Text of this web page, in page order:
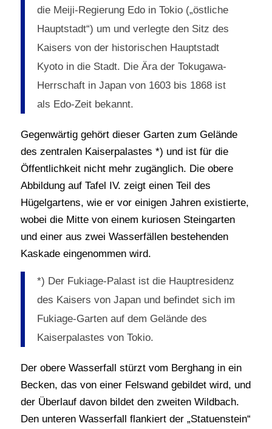
die Meiji-Regierung Edo in Tokio („östliche
Hauptstadt“) um und verlegte den Sitz des
Kaisers von der historischen Hauptstadt
Kyoto in die Stadt. Die Ära der Tokugawa-
Herrschaft in Japan von 1603 bis 1868 ist
als Edo-Zeit bekannt.
Gegenwärtig gehört dieser Garten zum Gelände
des zentralen Kaiserpalastes *) und ist für die
Öffentlichkeit nicht mehr zugänglich. Die obere
Abbildung auf Tafel IV. zeigt einen Teil des
Hügelgartens, wie er vor einigen Jahren existierte,
wobei die Mitte von einem kuriosen Steingarten
und einer aus zwei Wasserfällen bestehenden
Kaskade eingenommen wird.
*) Der Fukiage-Palast ist die Hauptresidenz
des Kaisers von Japan und befindet sich im
Fukiage-Garten auf dem Gelände des
Kaiserpalastes von Tokio.
Der obere Wasserfall stürzt vom Berghang in ein
Becken, das von einer Felswand gebildet wird, und
der Überlauf davon bildet den zweiten Wildbach.
Den unteren Wasserfall flankiert der „Statuenstein“